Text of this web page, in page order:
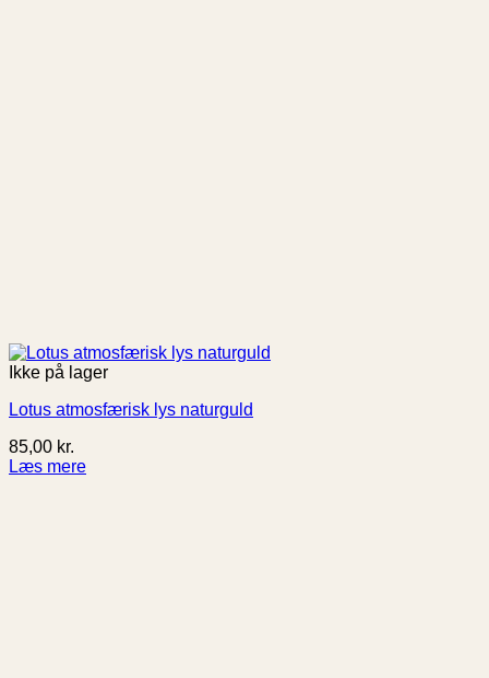
Ikke på lager
Lotus atmosfærisk lys naturguld
85,00 kr.
Læs mere